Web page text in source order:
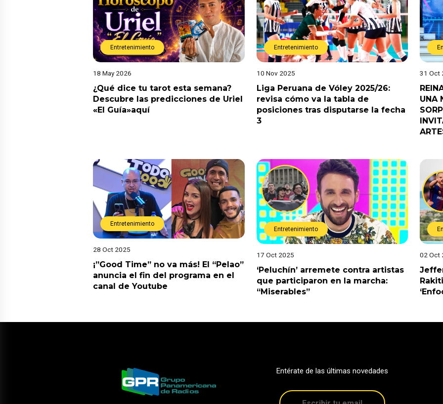
Entretenimiento
18 May 2026
¿Qué dice tu tarot esta semana?
Descubre las predicciones de Uriel
«El Guía»aquí
Entretenimiento
10 Nov 2025
Liga Peruana de Vóley 2025/26:
revisa cómo va la tabla de
posiciones tras disputarse la fecha
3
31 Oct
UNA
Entretenimiento
28 Oct 2025
¡”Good Time” no va más! El “Pelao”
anuncia el fin del programa en el
canal de Youtube
Entretenimiento
17 Oct 2025
‘Peluchín’ arremete contra artistas
que participaron en la marcha:
“Miserables”
02 Oct
Entérate de las últimas novedades